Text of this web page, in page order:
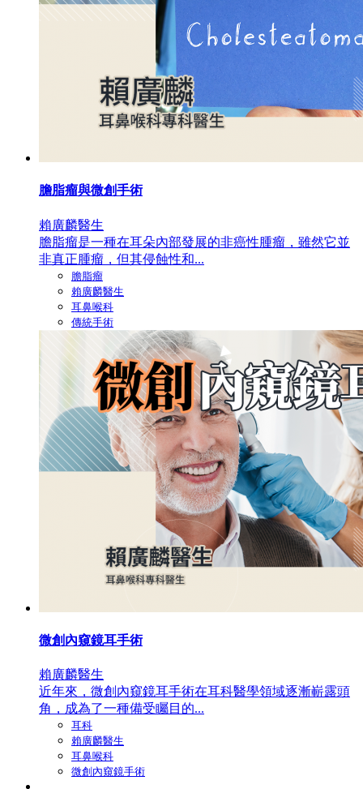
膽脂瘤與微創手術
賴廣麟醫生
膽脂瘤是一種在耳朵內部發展的非癌性腫瘤，雖然它並
非真正腫瘤，但其侵蝕性和...
膽脂瘤
賴廣麟醫生
耳鼻喉科
傳統手術
微創內窺鏡耳手術
賴廣麟醫生
近年來，微創內窺鏡耳手術在耳科醫學領域逐漸嶄露頭
角，成為了一種備受矚目的...
耳科
賴廣麟醫生
耳鼻喉科
微創內窺鏡手術